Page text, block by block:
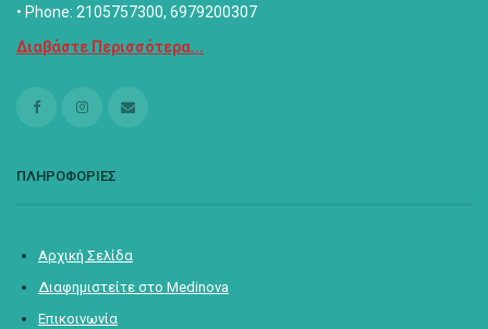
• Phone: 2105757300, 6979200307
Διαβάστε Περισσότερα...
ΠΛΗΡΟΦΟΡΙΕΣ
Αρχική Σελίδα
Διαφημιστείτε στο Medinova
Επικοινωνία